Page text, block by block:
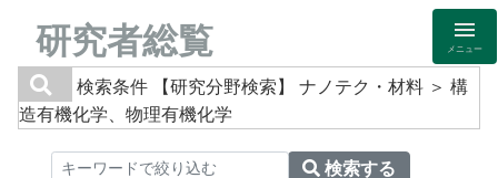
研究者総覧 メニュー
検索条件
【研究分野検索】 ナノテク・材料 ＞ 構
造有機化学、物理有機化学
検索する